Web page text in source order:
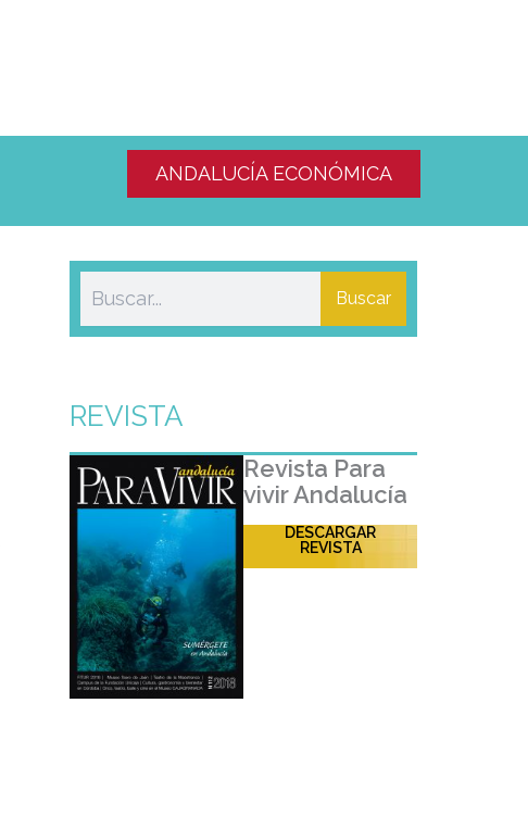
ANDALUCÍA ECONÓMICA
Buscar
REVISTA
Revista Para
vivir Andalucía
DESCARGAR
REVISTA